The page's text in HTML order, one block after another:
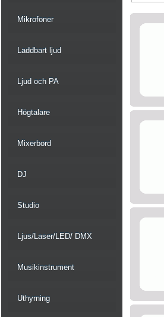
Mikrofoner
Laddbart ljud
Ljud och PA
Högtalare
Mixerbord
DJ
Studio
Ljus/Laser/LED/ DMX
Musikinstrument
Uthyrning